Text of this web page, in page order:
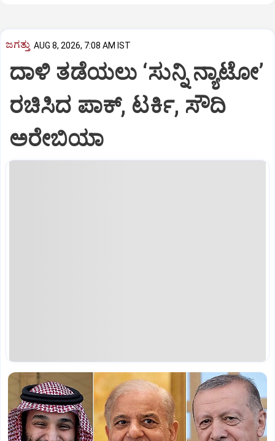
ಜಗತ್ತು AUG 8, 2026, 7:08 AM IST
ದಾಳಿ ತಡೆಯಲು ‘ಸುನ್ನಿ ನ್ಯಾಟೋ’
ರಚಿಸಿದ ಪಾಕ್‌, ಟರ್ಕಿ, ಸೌದಿ
ಅರೇಬಿಯಾ